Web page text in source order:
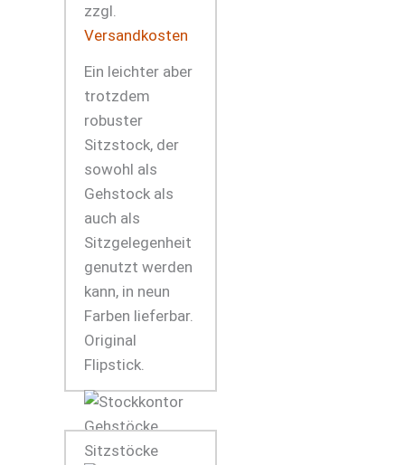
zzgl.
Versandkosten
Ein leichter aber
trotzdem
robuster
Sitzstock, der
sowohl als
Gehstock als
auch als
Sitzgelegenheit
genutzt werden
kann, in neun
Farben lieferbar.
Original
Flipstick.